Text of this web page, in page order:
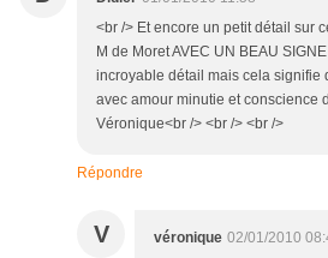
<br /> Et encore un petit détail sur
M de Moret AVEC UN BEAU
incroyable détail mais cela signifie
avec amour minutie et conscience
Véronique<br /> <br /> <br />
Répondre
V véronique 02/01/2010